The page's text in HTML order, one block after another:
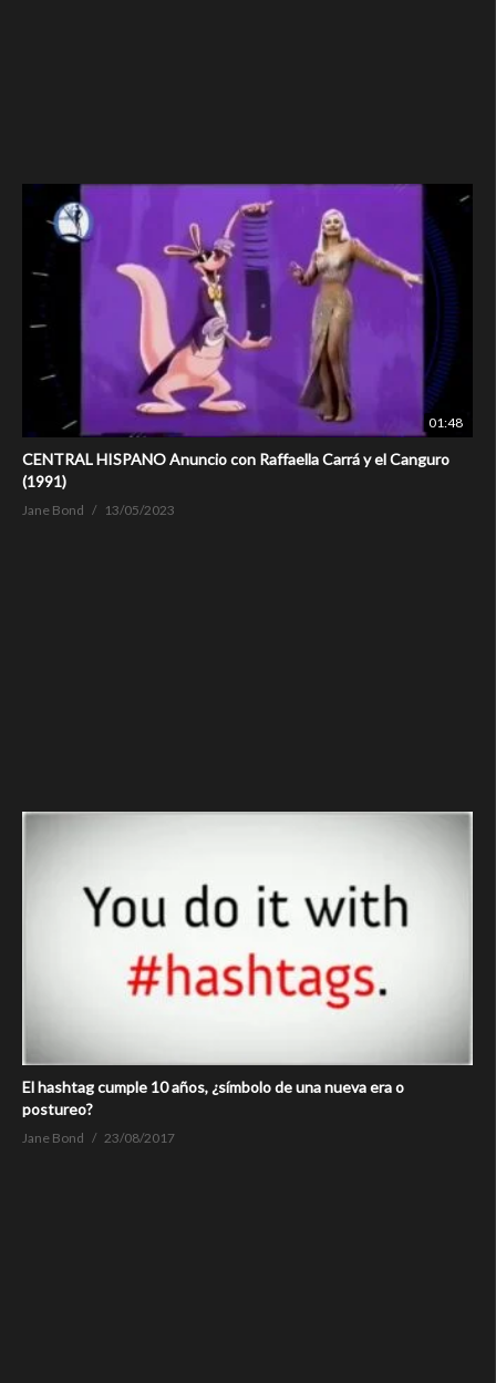
01:48
CENTRAL HISPANO Anuncio con Raffaella Carrá y el Canguro
(1991)
Jane Bond 13/05/2023
El hashtag cumple 10 años, ¿símbolo de una nueva era o
postureo?
Jane Bond 23/08/2017